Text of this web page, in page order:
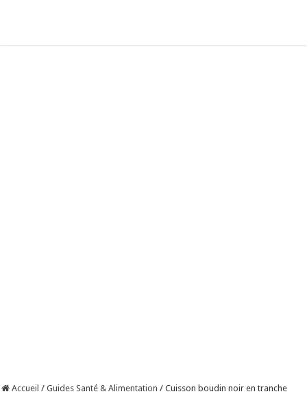
Accueil / Guides Santé & Alimentation / Cuisson boudin noir en tranche